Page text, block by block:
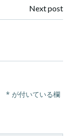
Next post
* が付いている欄